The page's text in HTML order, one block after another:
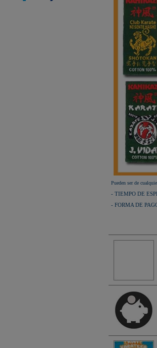
KAMIKAZE SATÍN GROSOR
Pueden ser de
- TIEMPO DE
- FORMA DE